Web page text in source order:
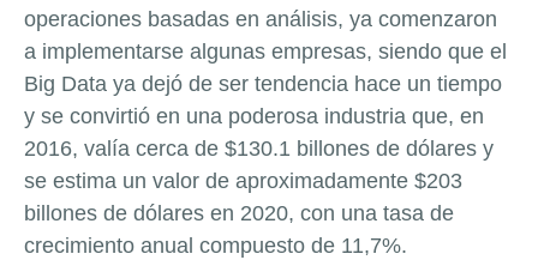
operaciones basadas en análisis, ya comenzaron
a implementarse algunas empresas, siendo que el
Big Data ya dejó de ser tendencia hace un tiempo
y se convirtió en una poderosa industria que, en
2016, valía cerca de $130.1 billones de dólares y
se estima un valor de aproximadamente $203
billones de dólares en 2020, con una tasa de
crecimiento anual compuesto de 11,7%.